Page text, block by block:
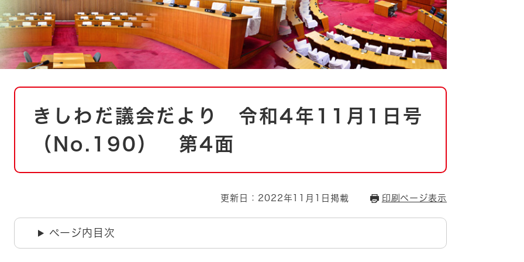
ボラン
本
きしわだ議会だより 令和4年11月1日号
（No.190） 第4面
更新日：2022年11月1日掲載 印刷ページ表示
ページ内目次